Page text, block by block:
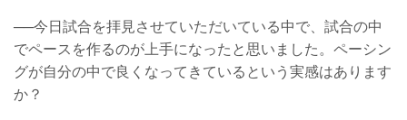
──今日試合を拝見させていただいている中で、試合の中
でペースを作るのが上手になったと思いました。ペーシン
グが自分の中で良くなってきているという実感はあります
か？